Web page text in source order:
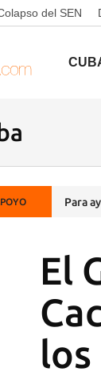
del SEN
Para
El